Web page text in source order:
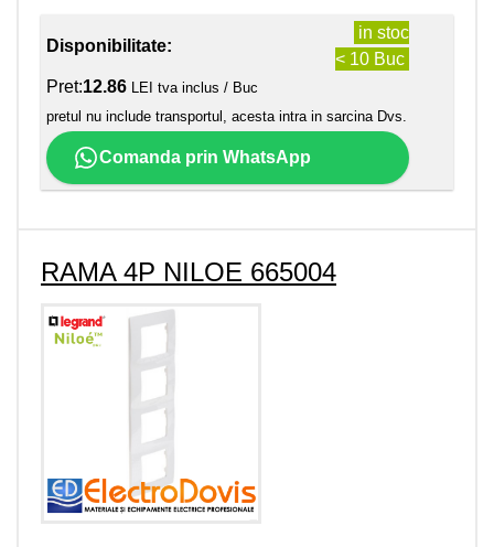
Disponibilitate:
in stoc
< 10 Buc
Pret:12.86 LEI tva inclus / Buc
pretul nu include transportul, acesta intra in sarcina Dvs.
Comanda prin WhatsApp
RAMA 4P NILOE 665004